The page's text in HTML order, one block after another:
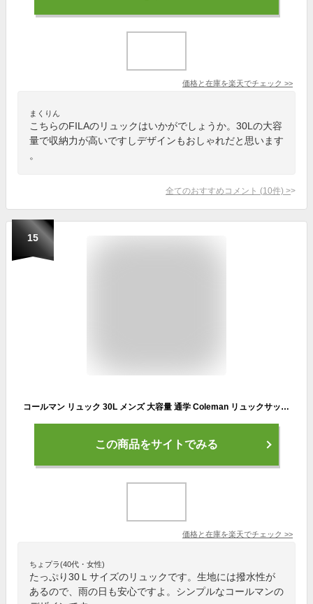
価格と在庫を楽天でチェック >>
まくりん
こちらのFILAのリュックはいかがでしょうか。30Lの大容
量で収納力が高いですしデザインもおしゃれだと思います
。
全てのおすすめコメント (10件) >
15
コールマン リュック 30L メンズ 大容量 通学 Coleman リュックサック レディース 通勤 ブランド女性 男性 WALKER ウォーカー WALKER SQUARE BACKPACK スクエアリュック ウォーカースクエアバックパック デイパック B4 PC収納 旅行 アウトドア 男女兼用 撥水 鞄
この商品をサイトでみる
価格と在庫を楽天でチェック >>
ちょプラ(40代・女性)
たっぷり30Ｌサイズのリュックです。生地には撥水性が
あるので、雨の日も安心ですよ。シンプルなコールマンの